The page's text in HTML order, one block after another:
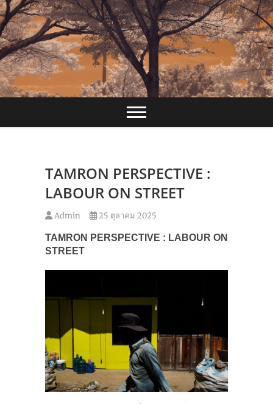
Skip
to
content
TAMRON PERSPECTIVE :
LABOUR ON STREET
Admin 25 ตุลาคม 2025
TAMRON PERSPECTIVE : LABOUR ON
STREET